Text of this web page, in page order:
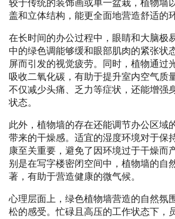
较于传统的装饰画或单一盆栽，植物墙
盖和立体结构，能更全面地营造舒适的
在长时间的办公过程中，眼睛和大脑极
中的绿色调能够缓和眼部肌肉的紧张状
屏而引发的视觉疲劳。同时，植物通过
吸收二氧化碳，有助于提升室内空气质
不仅减少头痛、乏力等症状，还能增强
状态。
此外，植物墙的存在还能调节办公区域
带来的干燥感。适宜的湿度环境对于保
康至关重要，避免了因环境过于干燥而
别是在写字楼密闭空间中，植物墙的自
著，有助于营造健康的微气候。
心理层面上，绿色植物墙营造的自然氛
松的感受。忙碌且高压的工作状态下，